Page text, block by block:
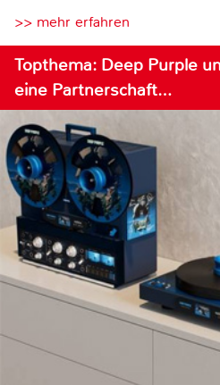
>> mehr erfahren
Topthema: Deep Purple
eine Partnerschaft…